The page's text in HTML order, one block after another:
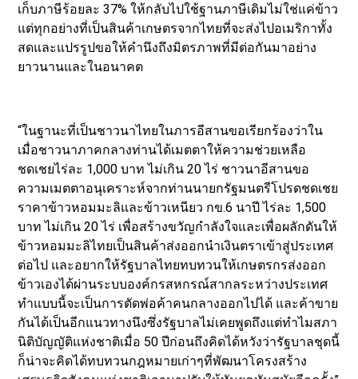
เก็บภาษีร้อยละ 37% ให้กลับไปใช้ฐานภาษีเดิมไม่ใช่แค่ข้าว
แต่ทุกอย่างที่เป็นสินค้าเกษตรจากไทยที่จะส่งไปอเมริกาทั้ง
สดและแปรรูปขอให้คำนึงถึงมิตรภาพที่มีต่อกันมาอย่าง
ยาวนานและในอนาคต
“ในฐานะที่เป็นชาวนาไทยในภารอีสานขอเรียกร้องว่าใน
เมื่อชาวนาภาคกลางท่านได้เมตตาให้ความช่วยเหลือ
ชดเชยไร่ละ 1,000 บาท ไม่เกิน 20 ไร่ ชาวนาอีสานขอ
ความเมตตาอนุเคราะห์จากท่านนายกรัฐมนตรีโปรดชดเชย
ราคาข้าวหอมมะลิและข้าวเหนียว กข.6 นาปี ไร่ละ 1,500
บาท ไม่เกิน 20 ไร่ เพื่อสร้างขวัญกำลังใจและเพื่อผลักดันให้
ข้าวหอมมะลิไทยเป็นสินค้าส่งออกนำเงินตราเข้าสู่ประเทศ
ต่อไป และอยากให้รัฐบาลไทยทบทวนให้เกษตรกรส่งออก
ข้าวเองได้ผ่านระบบองค์กรสหกรณ์สากลระหว่างประเทศ
ทำแบบนี้จะเป็นการตัดพ่อค้าคนกลางออกไปได้ และค้าขาย
กันได้เป็นอีกแนวทางนึงซึ่งรัฐบาลไม่เคยพูดถึงแต่ทำไมสภา
นิติบัญญัติแห่งชาติเมื่อ 50 ปีก่อนถึงคิดได้หวังว่ารัฐบาลชุดนี้
ก็น่าจะคิดได้ทบทวนกฎหมายเก่าๆที่พัฒนาโครงสร้าง